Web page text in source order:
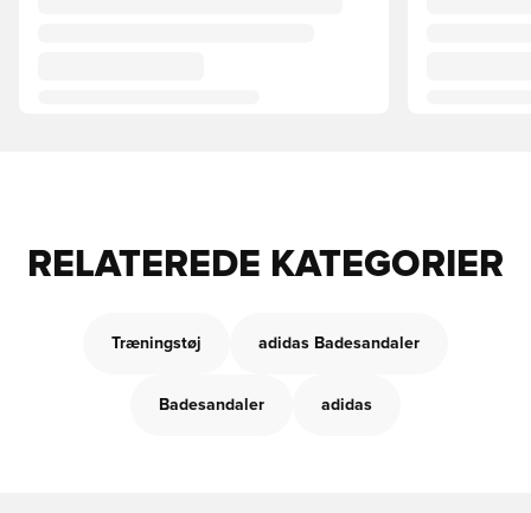
RELATEREDE KATEGORIER
Træningstøj adidas Badesandaler
Badesandaler adidas